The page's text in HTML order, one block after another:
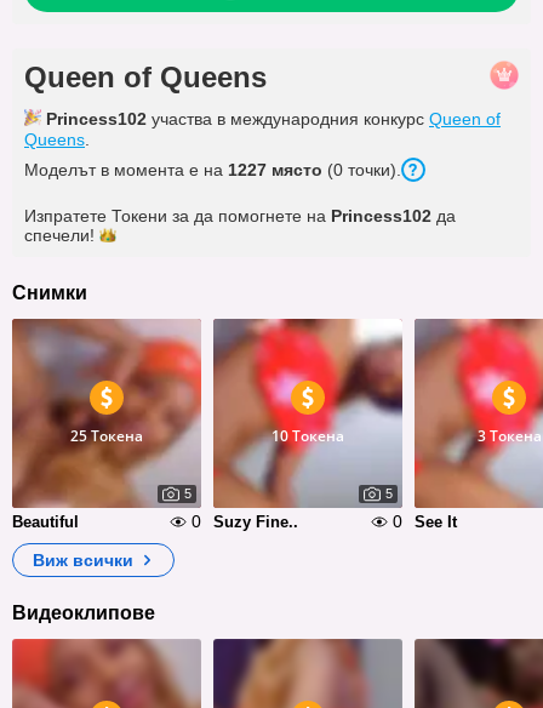
Queen of Queens
Princess102 участва в международния конкурс Queen of
Queens
Моделът в момента е на 1227 място (0 точки).
Изпратете Токени за да помогнете на Princess102 да
спечели!
Снимки
25 Токена
5
Beautiful 0
10 Токена
5
Suzy Fine.. 0
3 Токена
See It
Виж всички
Видеоклипове